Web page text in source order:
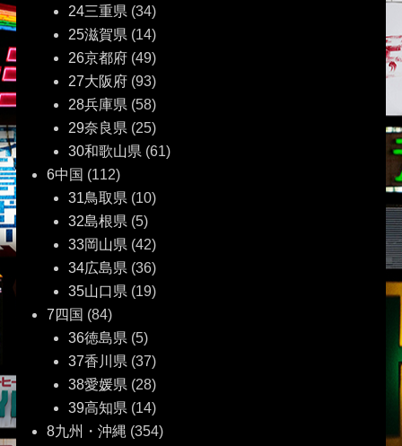
24三重県 (34)
25滋賀県 (14)
26京都府(49)
27大阪府(93)
28兵庫県 (58)
29奈良県 (25)
30和歌山県 (61)
6中国 (112)
31鳥取県 (10)
32島根県 (5)
33岡山県 (42)
34広島県 (36)
35山口県 (19)
7四国 (84)
36徳島県 (5)
37香川県 (37)
38愛媛県 (28)
39高知県 (14)
8九州・沖縄 (354)